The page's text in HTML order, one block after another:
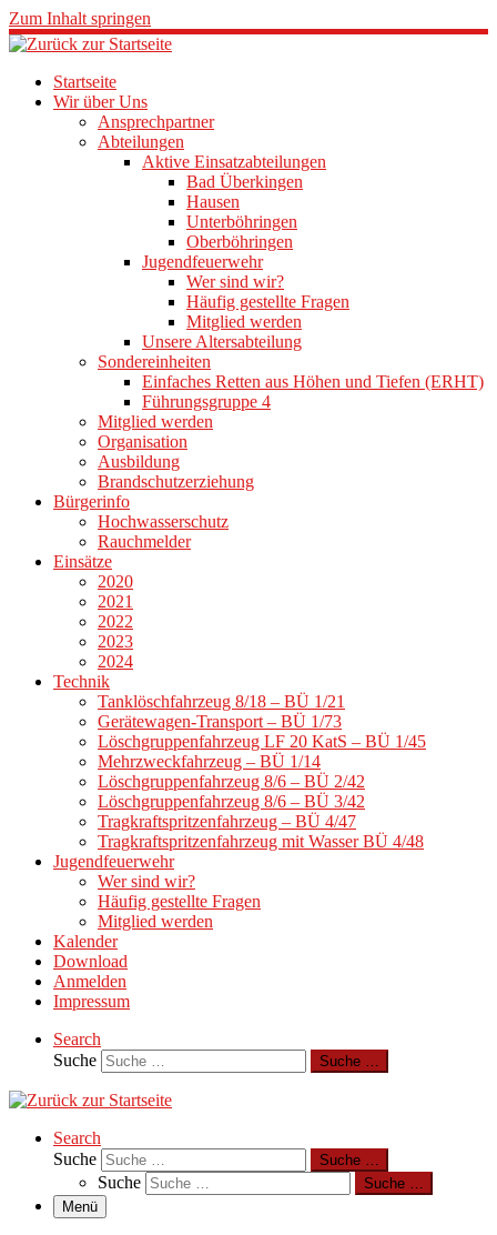
Zum Inhalt springen
Startseite
Wir über Uns
Ansprechpartner
Abteilungen
Aktive Einsatzabteilungen
Bad Überkingen
Hausen
Unterböhringen
Oberböhringen
Jugendfeuerwehr
Wer sind wir?
Häufig gestellte Fragen
Mitglied werden
Unsere Altersabteilung
Sondereinheiten
Einfaches Retten aus Höhen und Tiefen (ERHT)
Führungsgruppe 4
Mitglied werden
Organisation
Ausbildung
Brandschutzerziehung
Bürgerinfo
Hochwasserschutz
Rauchmelder
Einsätze
2020
2021
2022
2023
2024
Technik
Tanklöschfahrzeug 8/18 – BÜ 1/21
Gerätewagen-Transport – BÜ 1/73
Löschgruppenfahrzeug LF 20 KatS – BÜ 1/45
Mehrzweckfahrzeug – BÜ 1/14
Löschgruppenfahrzeug 8/6 – BÜ 2/42
Löschgruppenfahrzeug 8/6 – BÜ 3/42
Tragkraftspritzenfahrzeug – BÜ 4/47
Tragkraftspritzenfahrzeug mit Wasser BÜ 4/48
Jugendfeuerwehr
Wer sind wir?
Häufig gestellte Fragen
Mitglied werden
Kalender
Download
Anmelden
Impressum
Search
Suche
Suche …
Search
Suche
Suche …
Suche
Suche …
Menü